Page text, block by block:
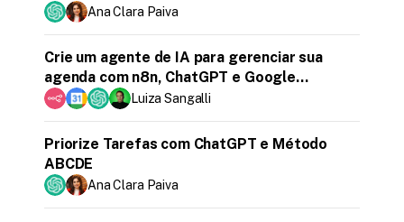
com o ChatGPT
Ana Clara Paiva
Crie um agente de IA para gerenciar sua
agenda com n8n, ChatGPT e Google
Calendar
Luiza Sangalli
Priorize Tarefas com ChatGPT e Método
ABCDE
Ana Clara Paiva